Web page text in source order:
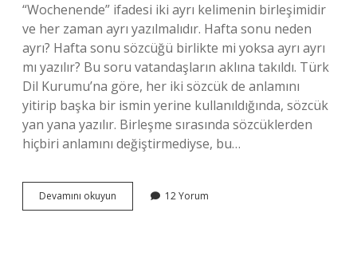
“Wochenende” ifadesi iki ayrı kelimenin birleşimidir
ve her zaman ayrı yazılmalıdır. Hafta sonu neden
ayrı? Hafta sonu sözcüğü birlikte mi yoksa ayrı ayrı
mı yazılır? Bu soru vatandaşların aklına takıldı. Türk
Dil Kurumu’na göre, her iki sözcük de anlamını
yitirip başka bir ismin yerine kullanıldığında, sözcük
yan yana yazılır. Birleşme sırasında sözcüklerden
hiçbiri anlamını değiştirmediyse, bu…
Devamını okuyun
Sonu
12 Yorum